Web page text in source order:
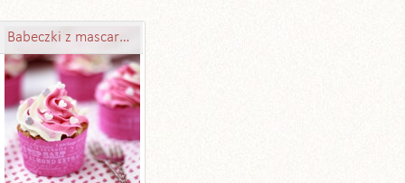
Babeczki z mascarpone i konfiturą